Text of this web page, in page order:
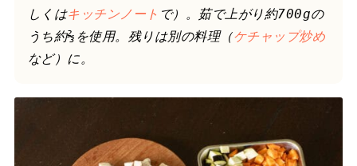
しくはキッチンノート で）。茹で上がり約700gの
うち約⅔を使用。残りは別の料理（ケチャップ炒め
など）に。